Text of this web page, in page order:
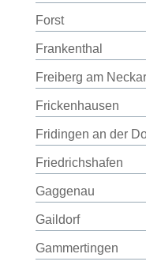
Forst
Frankenthal
Freiberg am Neckar
Frickenhausen
Fridingen an der
Friedrichshafen
Gaggenau
Gaildorf
Gammertingen